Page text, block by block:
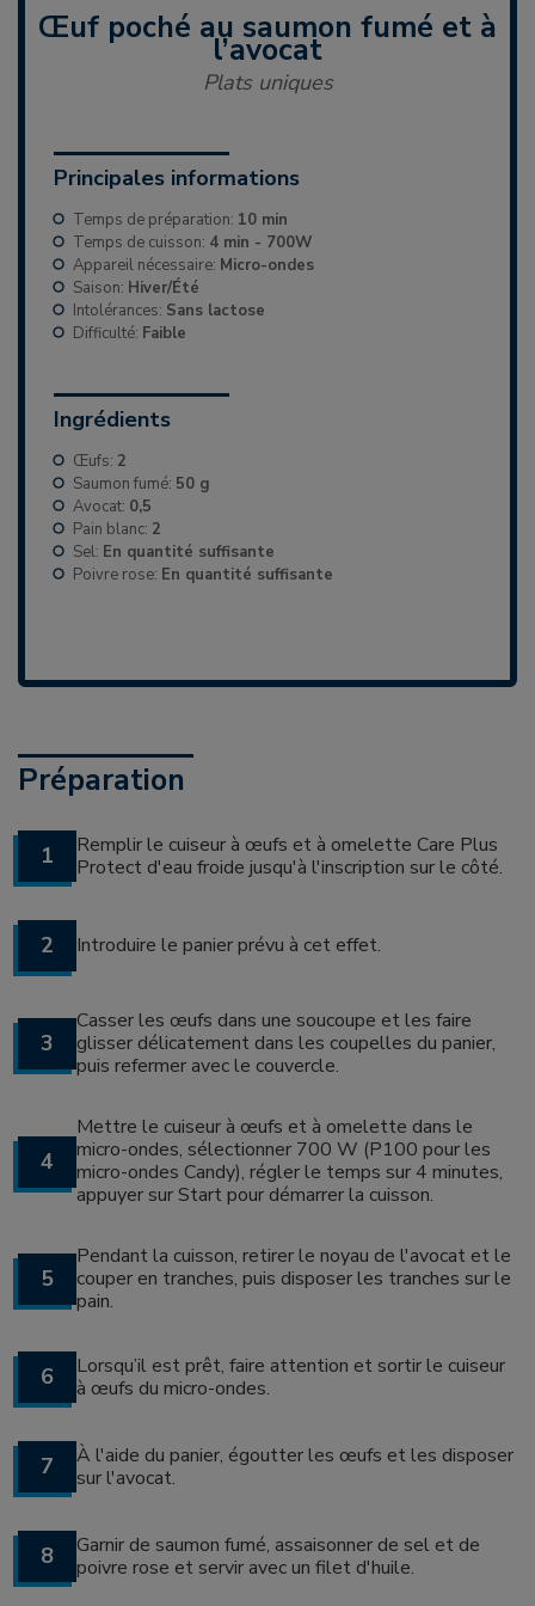
Œuf poché au saumon fumé et à
l’avocat
Plats uniques
Principales informations
Temps de préparation: 10 min
Temps de cuisson: 4 min - 700W
Appareil nécessaire: Micro-ondes
Saison: Hiver/Été
Intolérances: Sans lactose
Difficulté: Faible
Ingrédients
Œufs: 2
Saumon fumé: 50 g
Avocat: 0,5
Pain blanc: 2
Sel: En quantité suffisante
Poivre rose: En quantité suffisante
Préparation
1
Remplir le cuiseur à œufs et à omelette Care Plus
Protect d'eau froide jusqu'à l'inscription sur le côté.
2 Introduire le panier prévu à cet effet.
3
Casser les œufs dans une soucoupe et les faire
glisser délicatement dans les coupelles du panier,
puis refermer avec le couvercle.
4
Mettre le cuiseur à œufs et à omelette dans le
micro-ondes, sélectionner 700 W (P100 pour les
micro-ondes Candy), régler le temps sur 4 minutes,
appuyer sur Start pour démarrer la cuisson.
5
Pendant la cuisson, retirer le noyau de l'avocat et le
couper en tranches, puis disposer les tranches sur le
pain.
6
Lorsqu’il est prêt, faire attention et sortir le cuiseur
à œufs du micro-ondes.
7
À l'aide du panier, égoutter les œufs et les disposer
sur l'avocat.
8
Garnir de saumon fumé, assaisonner de sel et de
poivre rose et servir avec un filet d'huile.